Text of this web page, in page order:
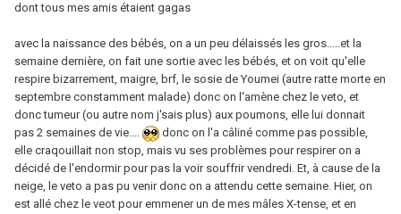
dont tous mes amis étaient gagas
avec la naissance des bébés, on a un peu délaissés les gros.....et la
semaine dernière, on fait une sortie avec les bébés, et on voit qu'elle
respire bizarrement, maigre, brf, le sosie de Youmei (autre ratte morte en
septembre constamment malade) donc on l'amène chez le veto, et
donc tumeur (ou autre nom j'sais plus) aux poumons, elle lui donnait
pas 2 semaines de vie....
donc on l'a câliné comme pas possible,
elle craqouillait non stop, mais vu ses problèmes pour respirer on a
décidé de l'endormir pour pas la voir souffrir vendredi. Et, à cause de la
neige, le veto a pas pu venir donc on a attendu cette semaine. Hier, on
est allé chez le veot pour emmener un de mes mâles X-tense, et en